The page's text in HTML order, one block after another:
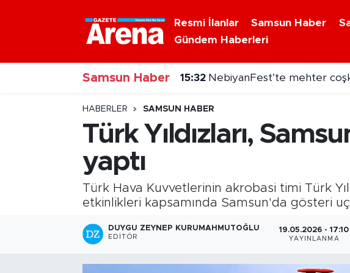
Resmi İlanlar Samsun Haber
Gündem Haberleri
Samsun Haber 15:31 Dron saldırısına uğramıştı!
HABERLER SAMSUN HABER
Türk Yıldızları,
yaptı
Türk Hava Kuvvetlerinin akrobasi timi Türk
etkinlikleri kapsamında Samsun'da gösteri
DUYGU ZEYNEP KURUMAHMUTOĞLU
EDITÖR
19.05.2026 - 17:10
YAYINLANMA
Nöbetçi Eczaneler
Hava Durumu
Samsun Namaz Vakitleri
Trafik Durumu
Süper Lig Puan Durumu ve Fikstür
Tüm Manşetler
Son Dakika Haberleri
Haber Arşivi